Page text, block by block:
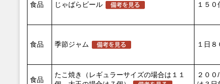
食品 じゃばらビール １５０
食品 季節ジャム １日８
食品
たこ焼き（レギュラーサイズの場合は１１
２０